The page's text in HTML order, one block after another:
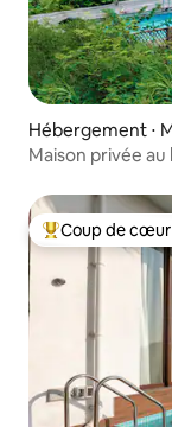
Hébergement ⋅
Maison privée
Coups de cœur
Coup de